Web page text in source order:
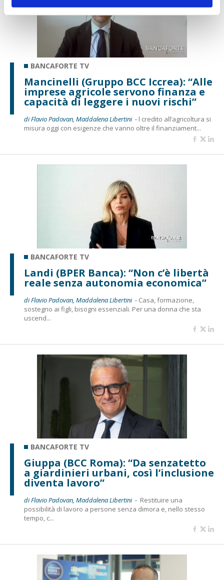
BANCAFORTE TV
Mancinelli (Gruppo BCC Iccrea): “Alle
imprese agricole servono finanza e
capacità di leggere i nuovi rischi”
di Flavio Padovan, Maddalena Libertini - l credito all’agricoltura si
misura oggi con esigenze che vanno oltre il finanziament...
BANCAFORTE TV
Landi (BPER Banca): “Non c’è libertà
reale senza autonomia economica”
di Flavio Padovan, Maddalena Libertini - Casa, formazione,
sostegno ai figli, bisogni essenziali. Per una donna che sta
uscend...
BANCAFORTE TV
Giuppa (BCC Roma): “Da senzatetto
a giardinieri urbani, così l’inclusione
diventa lavoro”
di Flavio Padovan, Maddalena Libertini - Restituire una
possibilità di lavoro a persone senza dimora e, nello stesso
tempo, c...